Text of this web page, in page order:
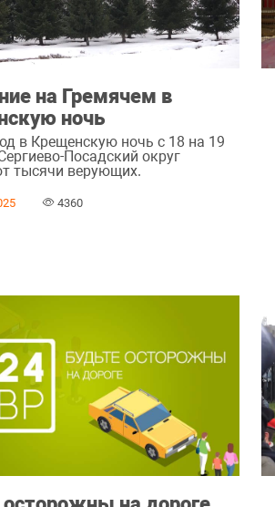
на Гремячем в
ночь
в Крещенскую ночь с 18 на 19
Посадский округ
тысячи верующих.
4360